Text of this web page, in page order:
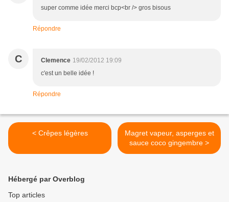
super comme idée merci bcp<br /> gros bisous
Répondre
C Clemence 19/02/2012 19:09
c'est un belle idée !
Répondre
< Crêpes légères
Magret vapeur, asperges et
sauce coco gingembre >
Hébergé par Overblog
Top articles